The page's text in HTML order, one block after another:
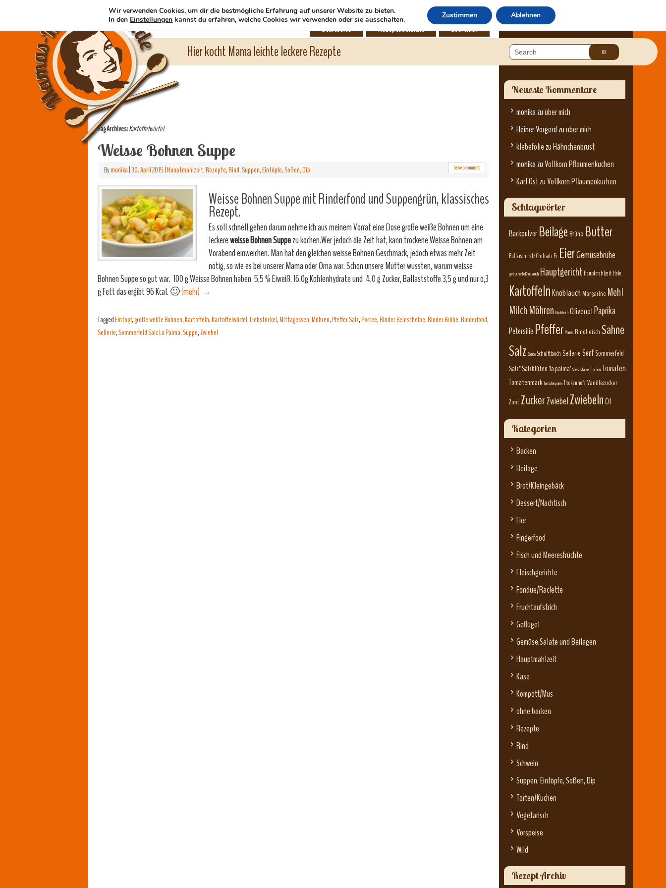
Hier kocht Mama leichte leckere Rezepte
Startseite Rezeptübersicht über mich
Tag Archives:Kartoffelwürfel
Weisse Bohnen Suppe
Bymonika|30. April 2015|Hauptmahlzeit,Rezepte,Rind,Suppen, Eintöpfe, Soßen, Dip Leave a comment
Weisse Bohnen Suppe mit Rinderfond und Suppengrün, klassisches
Rezept.
Es soll schnell gehen darum nehme ich aus meinem Vorrat eine Dose große weiße Bohnen um eine
leckereweisseBohnen Suppezu kochen.Wer jedoch die Zeit hat, kann trockene Weisse Bohnen am
Vorabend einweichen. Man hat den gleichen weisse Bohnen Geschmack, jedoch etwas mehr Zeit
nötig, so wie es bei unserer Mama oder Oma war. Schon unsere Mütter wussten, warum weisse
Bohnen Suppe so gut war. 100 g Weisse Bohnen haben 5,5 % Eiweiß, 16,0g Kohlenhydrate und 4,0 g Zucker, Ballaststoffe 3,5 g und nur o,3
g Fett das ergibt 96 Kcal. 🙂(mehr) →
TaggedEintopf,große weiße Bohnen,Kartoffeln,Kartoffelwürfel,Liebstöckel,Mittagessen,Möhren,Pfeffer Salz,Porree,Rinder Beinscheibe,Rinder Brühe,Rinderfond,
Sellerie,Sommerfeld Salz La Palma,Suppe,Zwiebel
Neueste Kommentare
monika zuüber mich
Heiner Vorgerd zuüber mich
klebefolie zuHähnchenbrust
monika zuVollkorn Pflaumenkuchen
Karl OstzuVollkorn Pflaumenkuchen
Schlagwörter
Backpulver BeilageBrühe Butter
ButterschmalzChilisalz Ei EierGemüsebrühe
geräucherte Knoblauch Hauptgericht Hauptmahlzeit Hefe
KartoffelnKnoblauch Margarine Mehl
MilchMöhren Nachtisch OlivenölPaprika
Petersilie Pfeffer Porree Rindfleisch Sahne
Salz Sauce Schnittlauch SellerieSenfSommerfeld
Salz" Salzblüten 'la palma' Speisestärke Thymian Tomaten
Tomatenmark Tomatenpüree Trockenhefe Vanillezucker
Zimt ZuckerZwiebelZwiebelnÖl
Kategorien
Backen
Beilage
Brot/Kleingebäck
Dessert/Nachtisch
Eier
Fingerfood
Fisch und Meeresfrüchte
Fleischgerichte
Fondue/Raclette
Fruchtaufstrich
Geflügel
Gemüse,Salate und Beilagen
Hauptmahlzeit
Käse
Kompott/Mus
ohne backen
Rezepte
Rind
Schwein
Suppen, Eintöpfe, Soßen, Dip
Torten/Kuchen
Vegetarisch
Vorspeise
Wild
Rezept Archiv
Wir verwenden Cookies, um dir die bestmögliche Erfahrung auf unserer Website zu bieten.
In den Einstellungen kannst du erfahren, welche Cookies wir verwenden oder sie ausschalten. Zustimmen Ablehnen